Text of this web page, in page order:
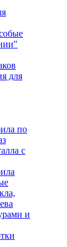
для
по
с
и